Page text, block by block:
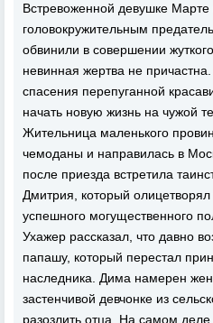
Встревоженной девушке Марте
головокружительным
обвинили в совершении
невинная жертва не
спасения перепуганной
начать новую жизнь на чужой
Жительница маленького
чемоданы и направилась в
после приезда встретила
Дмитрия, который
успешного могущественного
Ухажер рассказал, что давно
папашу, который перестал
наследника. Дима намерен
застенчивой девчонке из
разозлить отца. На самом